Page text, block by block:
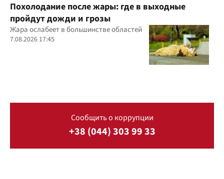
Похолодание после жары: где в выходные
пройдут дожди и грозы
Жара ослабеет в большинстве областей
7.08.2026 17:45
Сообщить о коррупции
+38 (044) 303 99 33